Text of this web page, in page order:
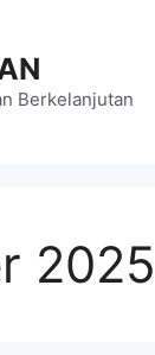
Berkelanjutan
2025